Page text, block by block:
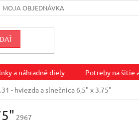
MOJA OBJEDNÁVKA
a náhradné diely Potreby na šitie
- hviezda a slnečnica 6,5" x 3.75"
2967